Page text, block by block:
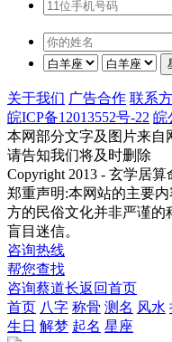
关于我们 广告合作 联系
皖ICP备12013552号-22 皖
本网部分文字及图片来自
请告知我们将及时删除
Copyright 2013 - 玄学居
郑重声明:本网站的主要
方的民俗文化并非严谨的
盲目迷信。
咨询热线
帮您查找
咨询蔡道长返回首页
首页 八字 称骨 测名 风水
生日 解梦 起名 星座